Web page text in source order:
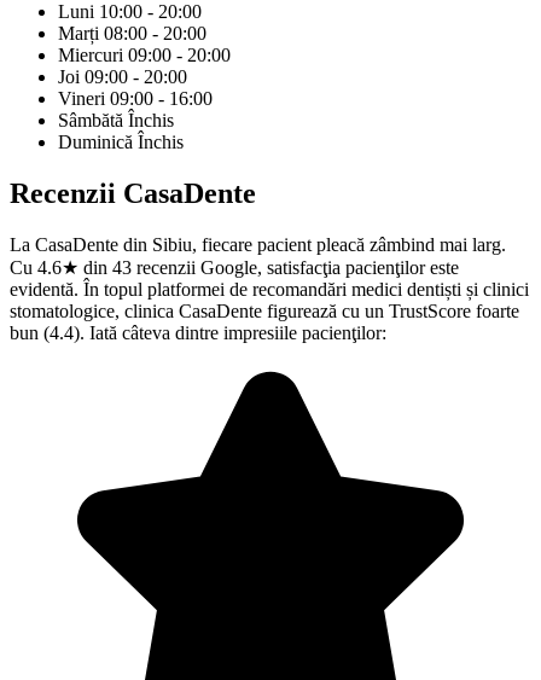
Luni 10:00 - 20:00
Marți 08:00 - 20:00
Miercuri 09:00 - 20:00
Joi 09:00 - 20:00
Vineri 09:00 - 16:00
Sâmbătă Închis
Duminică Închis
Recenzii CasaDente
La CasaDente din Sibiu, fiecare pacient pleacă zâmbind mai larg.
Cu 4.6★ din 43 recenzii Google, satisfacţia pacienţilor este
evidentă. În topul platformei de recomandări medici dentiști și clinici
stomatologice, clinica CasaDente figurează cu un TrustScore foarte
bun (4.4). Iată câteva dintre impresiile pacienţilor: